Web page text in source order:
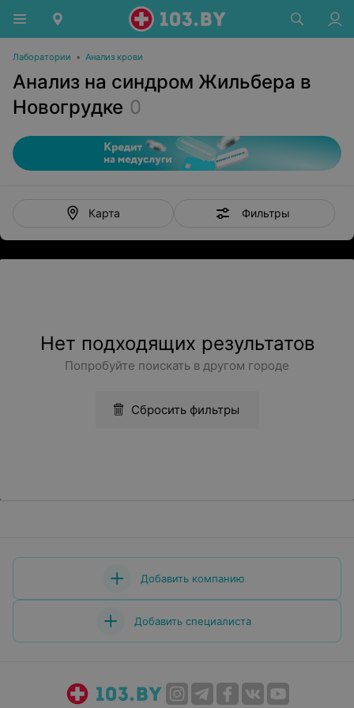
Лаборатории • Анализ крови
Анализ на синдром Жильбера в
Новогрудке 0
Карта Фильтры
Нет подходящих результатов
Попробуйте поискать в другом городе
Сбросить фильтры
Добавить компанию
Добавить специалиста